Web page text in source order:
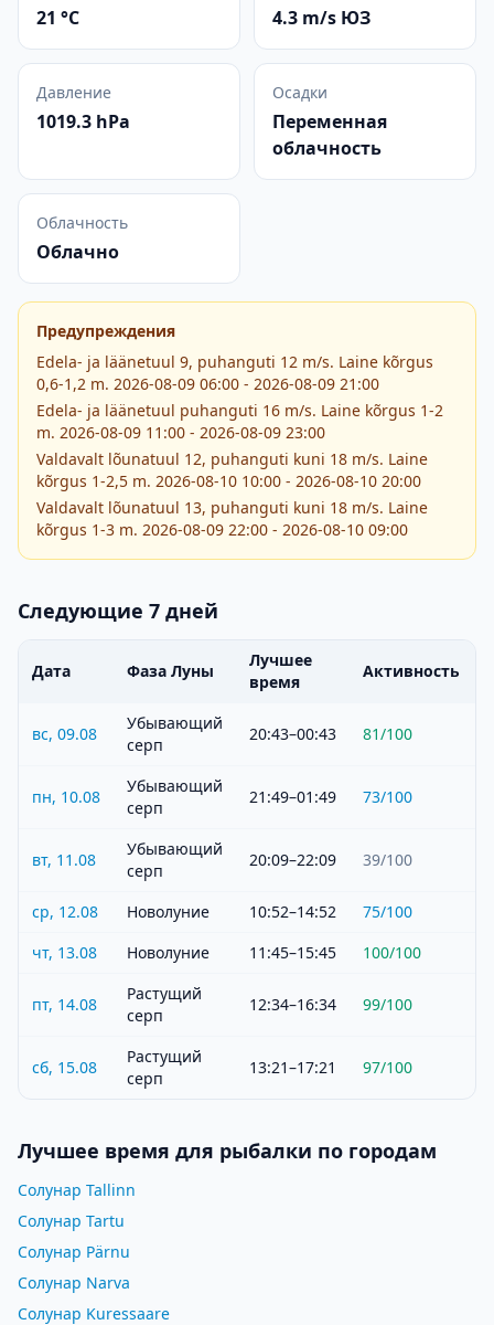
21 °C 4.3 m/s ЮЗ
Давление
1019.3 hPa
Осадки
Переменная
облачность
Облачность
Облачно
Предупреждения
Edela- ja läänetuul 9, puhanguti 12 m/s. Laine kõrgus
0,6-1,2 m. 2026-08-09 06:00 - 2026-08-09 21:00
Edela- ja läänetuul puhanguti 16 m/s. Laine kõrgus 1-2
m. 2026-08-09 11:00 - 2026-08-09 23:00
Valdavalt lõunatuul 12, puhanguti kuni 18 m/s. Laine
kõrgus 1-2,5 m. 2026-08-10 10:00 - 2026-08-10 20:00
Valdavalt lõunatuul 13, puhanguti kuni 18 m/s. Laine
kõrgus 1-3 m. 2026-08-09 22:00 - 2026-08-10 09:00
Следующие 7 дней
Дата Фаза Луны
Лучшее
время
Активность
вс, 09.08
Убывающий
серп
20:43–00:43 81/100
пн, 10.08
Убывающий
серп
21:49–01:49 73/100
вт, 11.08
Убывающий
серп
20:09–22:09 39/100
ср, 12.08 Новолуние 10:52–14:52 75/100
чт, 13.08
Новолуние 11:45–15:45 100/100
пт, 14.08
Растущий
серп
12:34–16:34 99/100
сб, 15.08
Растущий
серп
13:21–17:21 97/100
Лучшее время для рыбалки по городам
Солунар Tallinn
Солунар Tartu
Солунар Pärnu
Солунар Narva
Солунар Kuressaare